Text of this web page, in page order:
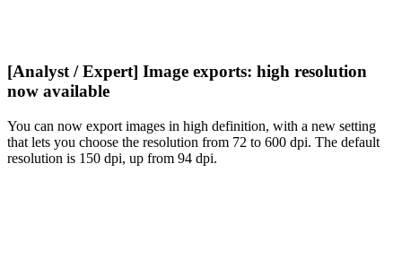
[Analyst / Expert] Image exports: high resolution
now available
You can now export images in high definition, with a new setting
that lets you choose the resolution from 72 to 600 dpi. The default
resolution is 150 dpi, up from 94 dpi.